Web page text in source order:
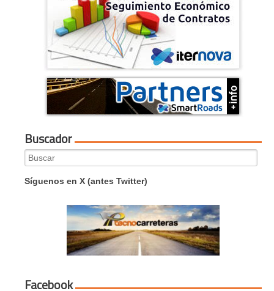
Buscador
Search
for:
Síguenos en X (antes Twitter)
Facebook